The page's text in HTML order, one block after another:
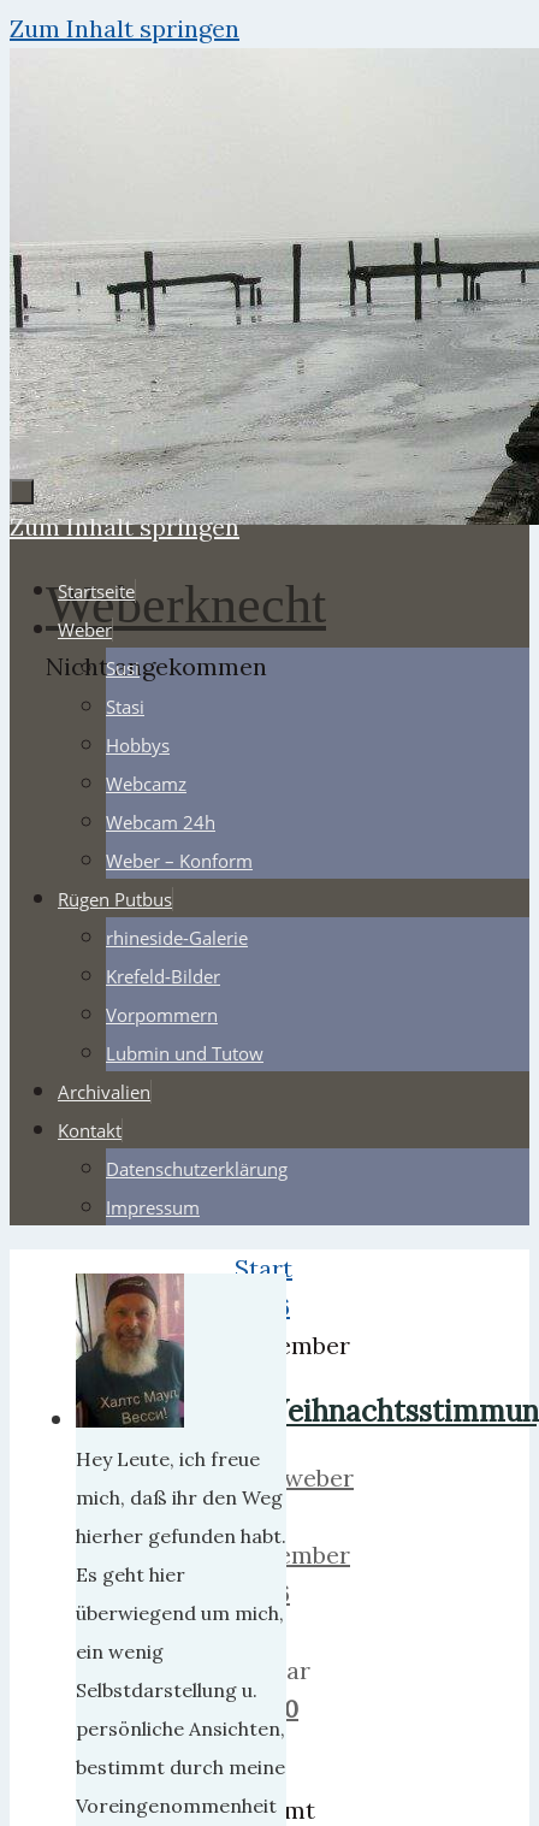
Zum Inhalt springen
Weberknecht
Nicht angekommen
Zum Inhalt springen
Startseite
Weber
Susi
Stasi
Hobbys
Webcamz
Webcam 24h
Weber – Konform
Rügen Putbus
rhineside-Galerie
Krefeld-Bilder
Vorpommern
Lubmin und Tutow
Archivalien
Kontakt
Datenschutzerklärung
Impressum
Start
2006
Dezember
herrweber
Dezember
2006
Januar
2019 0
…
kommt
Hey Leute, ich freue
mich, daß ihr den Weg
hierher gefunden habt.
Es geht hier
überwiegend um mich,
ein wenig
Selbstdarstellung u.
persönliche Ansichten,
bestimmt durch meine
Voreingenommenheit